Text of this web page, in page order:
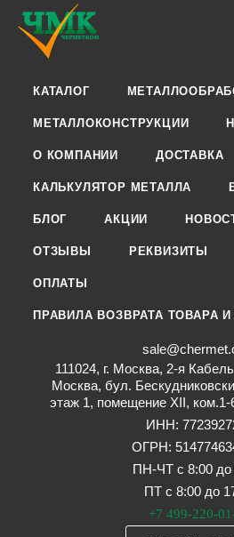
КАТАЛОГ
МЕТАЛЛОКОНСТРУКЦИИ
О КОМПАНИИ ДОСТАВКА
КАЛЬКУЛЯТОР МЕТАЛЛА
БЛОГ АКЦИИ
ОТЗЫВЫ РЕКВИЗИТЫ
ОПЛАТЫ
ПРАВИЛА ВОЗВРАТА ТОВАРА
111024, г. Москва, 2-я
Москва, бул.
этаж 1, помещение XII,
ИНН:
ОГРН:
ПН-ЧТ с 8:00 до
ПТ с 8:00 до
+7 499-220-